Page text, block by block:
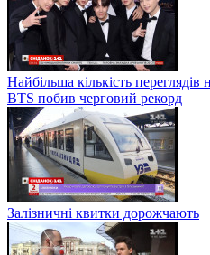
Найбільша кількість
BTS побив черговий рекорд
Залізничні квитки дорожчають